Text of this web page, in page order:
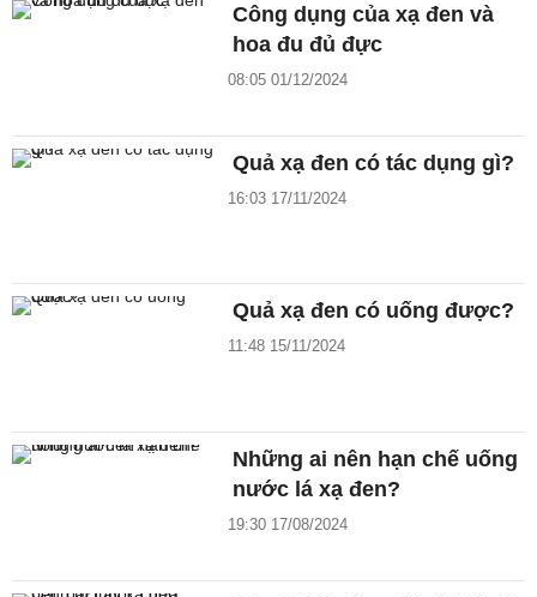
Công dụng của xạ đen và
hoa đu đủ đực
08:05 01/12/2024
Quả xạ đen có tác dụng gì?
16:03 17/11/2024
Quả xạ đen có uống được?
11:48 15/11/2024
Những ai nên hạn chế uống
nước lá xạ đen?
19:30 17/08/2024